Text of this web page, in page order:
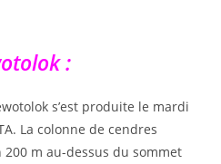
:
s’est produite le mardi
La colonne de cendres
200 m au-dessus du sommet